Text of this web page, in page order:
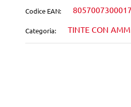
Codice EAN:
Categoria: TINTE CON